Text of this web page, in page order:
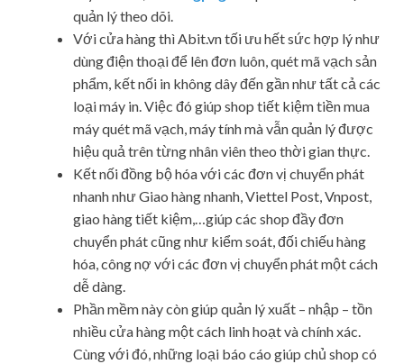
quản lý theo dõi.
Với cửa hàng thì Abit.vn tối ưu hết sức hợp lý như
dùng điện thoại để lên đơn luôn, quét mã vạch sản
phẩm, kết nối in không dây đến gần như tất cả các
loại máy in. Việc đó giúp shop tiết kiệm tiền mua
máy quét mã vạch, máy tính mà vẫn quản lý được
hiệu quả trên từng nhân viên theo thời gian thực.
Kết nối đồng bộ hóa với các đơn vị chuyển phát
nhanh như Giao hàng nhanh, Viettel Post, Vnpost,
giao hàng tiết kiệm,…giúp các shop đầy đơn
chuyển phát cũng như kiểm soát, đối chiếu hàng
hóa, công nợ với các đơn vị chuyển phát một cách
dễ dàng.
Phần mềm này còn giúp quản lý xuất – nhập – tồn
nhiều cửa hàng một cách linh hoạt và chính xác.
Cùng với đó, những loại báo cáo giúp chủ shop có